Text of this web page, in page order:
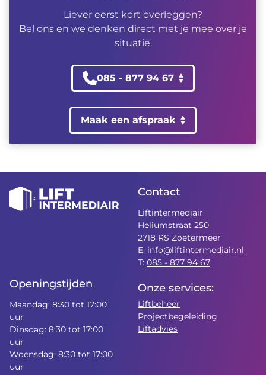
Liever eerst kort overleggen?
Bel ons en we denken direct met je mee over je
situatie.
085 - 877 94 67
Maak een afspraak
Contact
Liftintermediair
Heliumstraat 250
2718 RS Zoetermeer
E: info@liftintermediair.nl
T: 085 - 877 94 67
Openingstijden
Maandag: 8:30 tot 17:00
uur
Dinsdag: 8:30 tot 17:00
uur
Woensdag: 8:30 tot 17:00
uur
Onze services:
Liftbeheer
Projectbegeleiding
Liftadvies